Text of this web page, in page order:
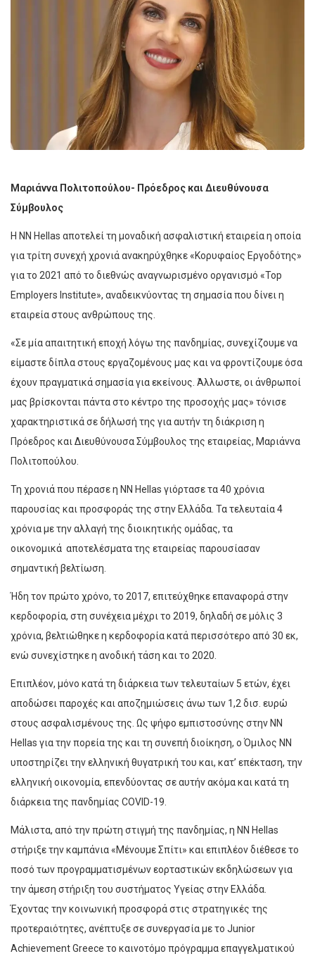
Μαριάννα Πολιτοπούλου- Πρόεδρος και ∆ιευθύνουσα
Σύμβουλος
Η NN Hellas αποτελεί τη µοναδική ασφαλιστική εταιρεία η οποία
για τρίτη συνεχή χρονιά ανακηρύχθηκε «Κορυφαίος Εργοδότης»
για το 2021 από το διεθνώς αναγνωρισµένο οργανισµό «Top
Employers Institute», αναδεικνύοντας τη σηµασία που δίνει η
εταιρεία στους ανθρώπους της.
«Σε µία απαιτητική εποχή λόγω της πανδηµίας, συνεχίζουµε να
είµαστε δίπλα στους εργαζοµένους µας και να φροντίζουµε όσα
έχουν πραγµατικά σηµασία για εκείνους. Άλλωστε, οι άνθρωποί
µας βρίσκονται πάντα στο κέντρο της προσοχής µας» τόνισε
χαρακτηριστικά σε δήλωσή της για αυτήν τη διάκριση η
Πρόεδρος και ∆ιευθύνουσα Σύµβουλος της εταιρείας, Μαριάννα
Πολιτοπούλου.
Τη χρονιά που πέρασε η NN Hellas γιόρτασε τα 40 χρόνια
παρουσίας και προσφοράς της στην Ελλάδα. Τα τελευταία 4
χρόνια µε την αλλαγή της διοικητικής οµάδας, τα
οικονοµικά αποτελέσµατα της εταιρείας παρουσίασαν
σηµαντική βελτίωση.
Ήδη τον πρώτο χρόνο, το 2017, επιτεύχθηκε επαναφορά στην
κερδοφορία, στη συνέχεια µέχρι το 2019, δηλαδή σε µόλις 3
χρόνια, βελτιώθηκε η κερδοφορία κατά περισσότερο από 30 εκ,
ενώ συνεχίστηκε η ανοδική τάση και το 2020.
Επιπλέον, µόνο κατά τη διάρκεια των τελευταίων 5 ετών, έχει
αποδώσει παροχές και αποζηµιώσεις άνω των 1,2 δισ. ευρώ
στους ασφαλισµένους της. Ως ψήφο εµπιστοσύνης στην ΝΝ
Ηellas για την πορεία της και τη συνεπή διοίκηση, ο Όµιλος NN
υποστηρίζει την ελληνική θυγατρική του και, κατ’ επέκταση, την
ελληνική οικονοµία, επενδύοντας σε αυτήν ακόµα και κατά τη
διάρκεια της πανδηµίας COVID-19.
Μάλιστα, από την πρώτη στιγµή της πανδηµίας, η ΝΝ Hellas
στήριξε την καµπάνια «Μένουµε Σπίτι» και επιπλέον διέθεσε το
ποσό των προγραµµατισµένων εορταστικών εκδηλώσεων για
την άµεση στήριξη του συστήµατος Υγείας στην Ελλάδα.
Έχοντας την κοινωνική προσφορά στις στρατηγικές της
προτεραιότητες, ανέπτυξε σε συνεργασία µε το Junior
Achievement Greece το καινοτόµο πρόγραµµα επαγγελµατικού